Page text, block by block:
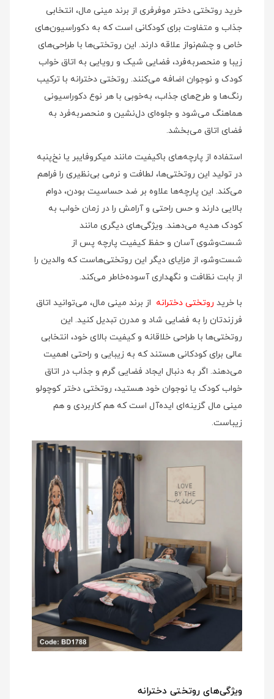
خرید روتختی دختر موفرفری از برند مینی‌ مال، انتخابی
جذاب و متفاوت برای کودکانی است که به دکوراسیون‌های
خاص و چشم‌نواز علاقه دارند. این روتختی‌ها با طراحی‌های
زیبا و منحصر‌به‌فرد، فضایی شیک و رویایی به اتاق خواب
کودک و نوجوان اضافه می‌کنند. روتختی دخترانه با ترکیب
رنگ‌ها و طرح‌های جذاب، به‌خوبی با هر نوع دکوراسیونی
هماهنگ می‌شود و جلوه‌ای دل‌نشین و منحصربه‌فرد به
فضای اتاق می‌بخشد.
استفاده از پارچه‌های باکیفیت مانند میکروفایبر یا نخ‌پنبه
در تولید این روتختی‌ها، لطافت و نرمی بی‌نظیری را فراهم
می‌کند. این پارچه‌ها علاوه بر ضد حساسیت بودن، دوام
بالایی دارند و حس راحتی و آرامش را در زمان خواب به
کودک هدیه می‌دهند. ویژگی‌های دیگری مانند
شست‌وشوی آسان و حفظ کیفیت پارچه پس از
شست‌وشو، از مزایای دیگر این روتختی‌هاست که والدین را
از بابت نظافت و نگهداری آسوده‌خاطر می‌کند.
با خرید روتختی دخترانه از برند مینی‌ مال، می‌توانید اتاق
فرزندتان را به فضایی شاد و مدرن تبدیل کنید. این
روتختی‌ها با طراحی خلاقانه و کیفیت بالای خود، انتخابی
عالی برای کودکانی هستند که به زیبایی و راحتی اهمیت
می‌دهند. اگر به دنبال ایجاد فضایی گرم و جذاب در اتاق
خواب کودک یا نوجوان خود هستید، روتختی دختر کوچولو
مینی‌ مال گزینه‌ای ایده‌آل است که هم کاربردی و هم
زیباست.
ویژگی‌های روتختی دخترانه